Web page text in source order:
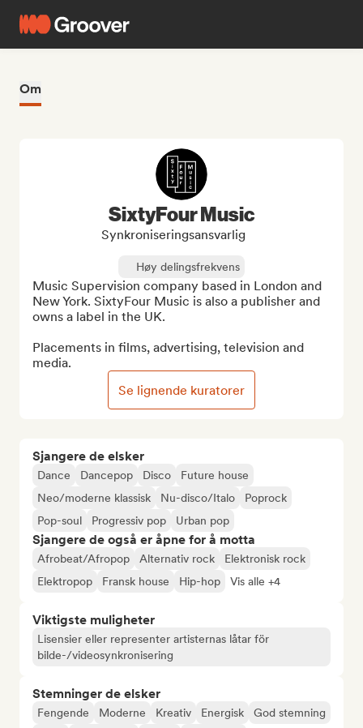
Om
Sjangere de elsker
Dance Dancepop Disco
Future house
Neo/moderne klassisk
Nu-disco/Italo
Poprock
Pop-soul
Progressiv pop Urban pop
Sjangere de også er åpne for å motta
Afrobeat/Afropop Alternativ rock
Elektronisk rock
Elektropop
Fransk house Hip-hop Vis alle +4
Viktigste muligheter
Lisensier eller representer artisternas låtar för
bilde-/videosynkronisering
Stemninger de elsker
Fengende Moderne Kreativ Energisk
God stemning
SixtyFour Music
Synkroniseringsansvarlig
Høy delingsfrekvens
Music Supervision company based in London and
New York. SixtyFour Music is also a publisher and
owns a label in the UK.
Placements in films, advertising, television and
media.
Se lignende kuratorer